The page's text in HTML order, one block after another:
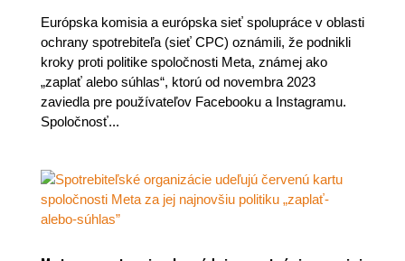
Európska komisia a európska sieť spolupráce v oblasti
ochrany spotrebiteľa (sieť CPC) oznámili, že podnikli
kroky proti politike spoločnosti Meta, známej ako
„zaplať alebo súhlas“, ktorú od novembra 2023
zaviedla pre používateľov Facebooku a Instagramu.
Spoločnosť...